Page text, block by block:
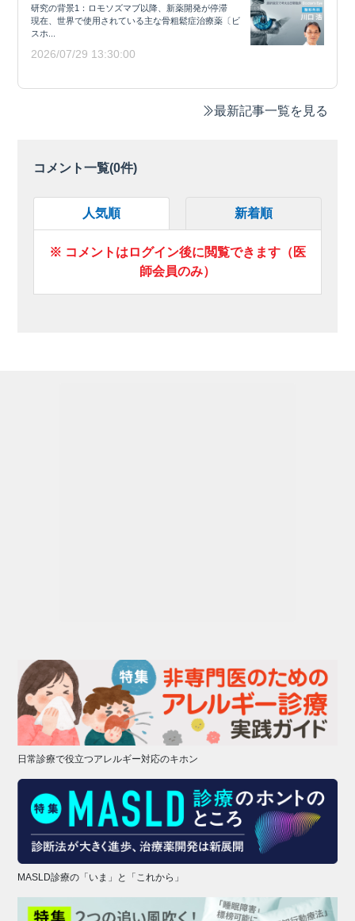
研究の背景1：ロモソズマブ以降、新薬開発が停滞
現在、世界で使用されている主な骨粗鬆症治療薬〔ビ
スホ...
2026/07/29 13:30:00
最新記事一覧を見る
コメント一覧(0件)
人気順 新着順
※ コメントはログイン後に閲覧できます（医
師会員のみ）
日常診療で役立つアレルギー対応のキホン
MASLD診療の「いま」と「これから」